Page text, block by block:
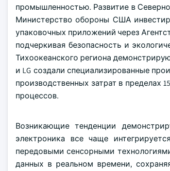
промышленностью. Развитие в
Министерство обороны США
упаковочных приложений через
подчеркивая безопасность и
Тихоокеанского региона
и LG создали специализированные
производственных затрат в пределах
процессов.
Возникающие тенденции
электроника все чаще
передовыми сенсорными
данных в реальном времени,